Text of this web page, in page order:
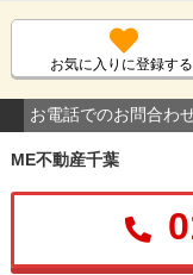
お気に入りに登録する
お電話でのお問合わ
ME不動産千葉